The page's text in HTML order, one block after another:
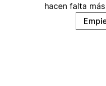
hacen falta